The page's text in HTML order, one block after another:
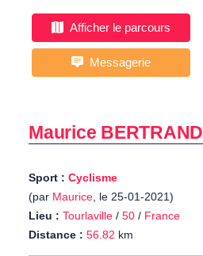
Afficher le parcours
Messagerie
Maurice BERTRAND
Sport : Cyclisme
(par Maurice, le 25-01-2021)
Lieu : Tourlaville / 50 / France
Distance : 56.82 km